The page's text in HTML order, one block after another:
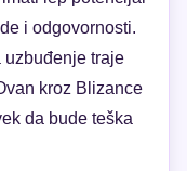
i odgovornosti.
uzbuđenje traje
kroz Blizance
da bude teška